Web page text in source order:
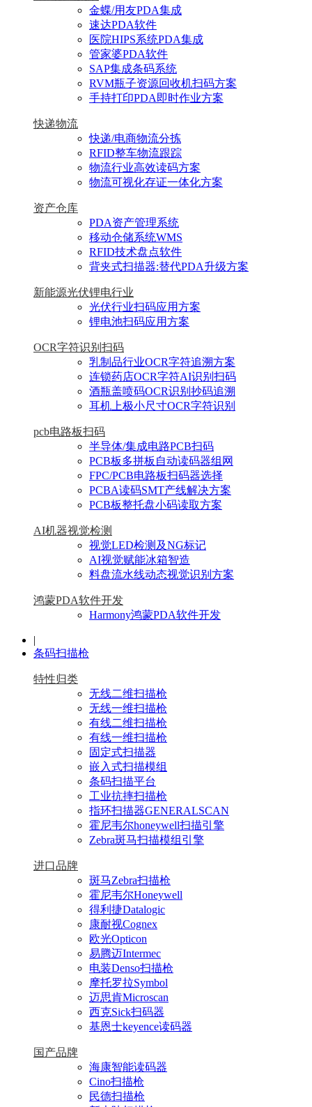
金蝶/用友PDA集成
速达PDA软件
医院HIPS系统PDA集成
管家婆PDA软件
SAP集成条码系统
RVM瓶子资源回收机扫码方案
手持打印PDA即时作业方案
快递物流
快递/电商物流分拣
RFID整车物流跟踪
物流行业高效读码方案
物流可视化存证一体化方案
资产仓库
PDA资产管理系统
移动仓储系统WMS
RFID技术盘点软件
背夹式扫描器:替代PDA升级方案
新能源光伏锂电行业
光伏行业扫码应用方案
锂电池扫码应用方案
OCR字符识别扫码
乳制品行业OCR字符追溯方案
连锁药店OCR字符AI识别扫码
酒瓶盖喷码OCR识别抄码追溯
耳机上极小尺寸OCR字符识别
pcb电路板扫码
半导体/集成电路PCB扫码
PCB板多拼板自动读码器组网
FPC/PCB电路板扫码器选择
PCBA读码SMT产线解决方案
PCB板整托盘小码读取方案
AI机器视觉检测
视觉LED检测及NG标记
AI视觉赋能冰箱智造
料盘流水线动态视觉识别方案
鸿蒙PDA软件开发
Harmony鸿蒙PDA软件开发
|
条码扫描枪
特性归类
无线二维扫描枪
无线一维扫描枪
有线二维扫描枪
有线一维扫描枪
固定式扫描器
嵌入式扫描模组
条码扫描平台
工业抗摔扫描枪
指环扫描器GENERALSCAN
霍尼韦尔honeywell扫描引擎
Zebra斑马扫描模组引擎
进口品牌
斑马Zebra扫描枪
霍尼韦尔Honeywell
得利捷Datalogic
康耐视Cognex
欧光Opticon
易腾迈Intermec
电装Denso扫描枪
摩托罗拉Symbol
迈思肯Microscan
西克Sick扫码器
基恩士keyence读码器
国产品牌
海康智能读码器
Cino扫描枪
民德扫描枪